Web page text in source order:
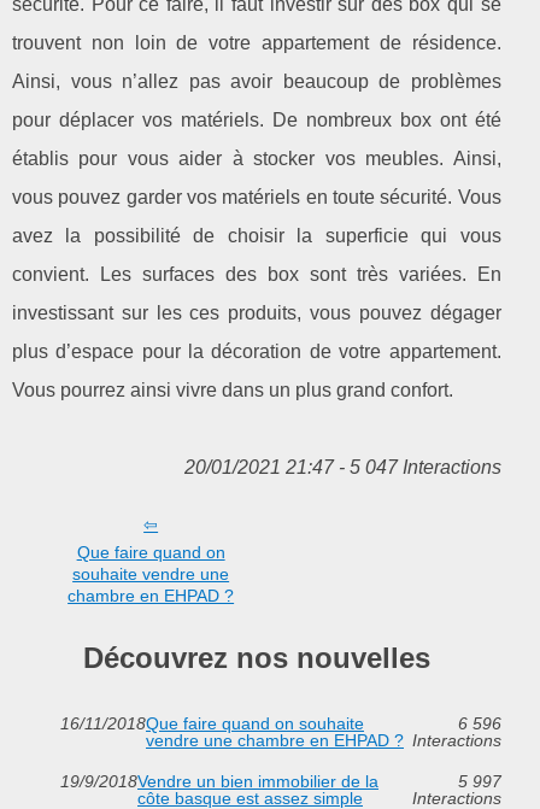
trouvent non loin de votre appartement de résidence.
Ainsi, vous n’allez pas avoir beaucoup de problèmes
pour déplacer vos matériels. De nombreux box ont été
établis pour vous aider à stocker vos meubles. Ainsi,
vous pouvez garder vos matériels en toute sécurité. Vous
avez la possibilité de choisir la superficie qui vous
convient. Les surfaces des box sont très variées. En
investissant sur les ces produits, vous pouvez dégager
plus d’espace pour la décoration de votre appartement.
Vous pourrez ainsi vivre dans un plus grand confort.
20/01/2021 21:47 - 5 047 Interactions
Que faire quand on
souhaite vendre une
chambre en EHPAD ?
Découvrez nos nouvelles
16/11/2018Que faire quand on souhaite
vendre une chambre en EHPAD ?
6 596
Interactions
19/9/2018Vendre un bien immobilier de la
côte basque est assez simple
5 997
Interactions